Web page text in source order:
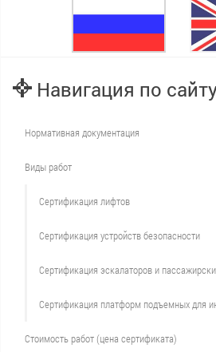
Навигация по
Нормативная документация
Виды работ
Сертификация лифтов
Сертификация устройств безопасности
Сертификация эскалаторов и
Сертификация платформ подъемных для
Стоимость работ (цена сертификата)